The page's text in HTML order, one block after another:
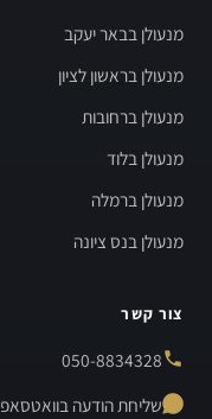
מנעולן בבאר יעקב
מנעולן בראשון לציון
מנעולן ברחובות
מנעולן בלוד
מנעולן ברמלה
מנעולן בנס ציונה
צור קשר
050-8834328
שליחת הודעה בוואטסאפ